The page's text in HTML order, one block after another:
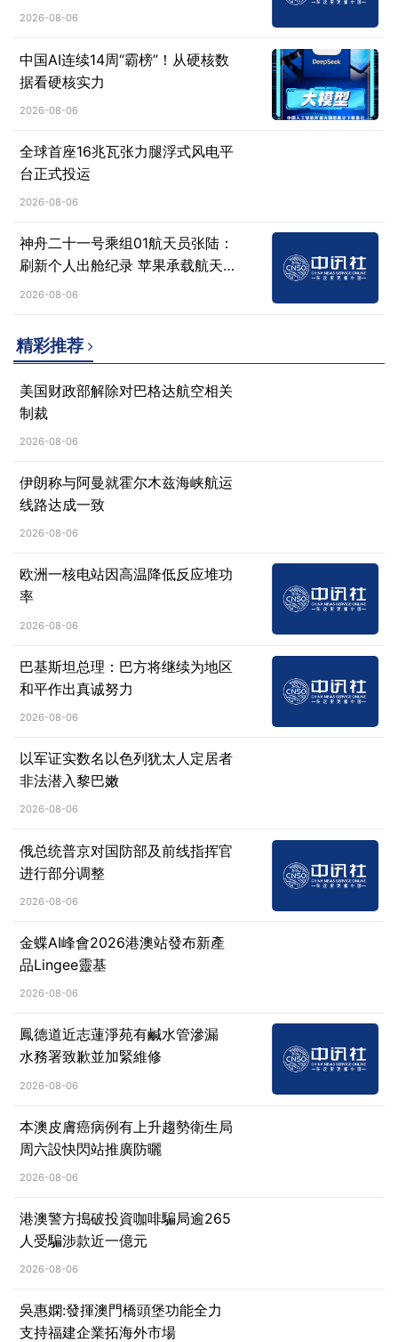
2026-08-06
中国AI连续14周“霸榜”！从硬核数
据看硬核实力
2026-08-06
全球首座16兆瓦张力腿浮式风电平
台正式投运
2026-08-06
神舟二十一号乘组01航天员张陆：
刷新个人出舱纪录 苹果承载航天
人心愿
2026-08-06
精彩推荐
美国财政部解除对巴格达航空相关
制裁
2026-08-06
伊朗称与阿曼就霍尔木兹海峡航运
线路达成一致
2026-08-06
欧洲一核电站因高温降低反应堆功
率
2026-08-06
巴基斯坦总理：巴方将继续为地区
和平作出真诚努力
2026-08-06
以军证实数名以色列犹太人定居者
非法潜入黎巴嫩
2026-08-06
俄总统普京对国防部及前线指挥官
进行部分调整
2026-08-06
金蝶AI峰會2026港澳站發布新產
品Lingee靈基
2026-08-06
鳳德道近志蓮淨苑有鹹水管滲漏
水務署致歉並加緊維修
2026-08-06
本澳皮膚癌病例有上升趨勢衛生局
周六設快閃站推廣防曬
2026-08-06
港澳警方搗破投資咖啡騙局逾265
人受騙涉款近一億元
2026-08-06
吳惠嫻:發揮澳門橋頭堡功能全力
支持福建企業拓海外市場